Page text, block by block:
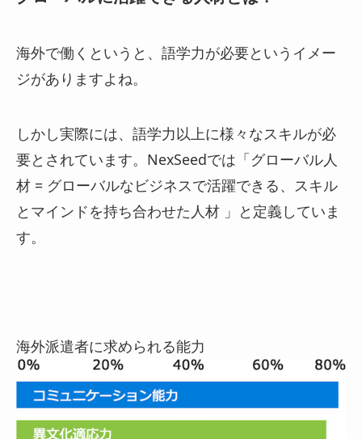
海外で働くというと、語学力が必要というイメー
ジがありますよね。
しかし実際には、語学力以上に様々なスキルが必
要とされています。NexSeedでは「グローバル人
材 = グローバルなビジネスで活躍できる、スキル
とマインドを持ち合わせた人材 」と定義していま
す。
海外派遣者に求められる能力